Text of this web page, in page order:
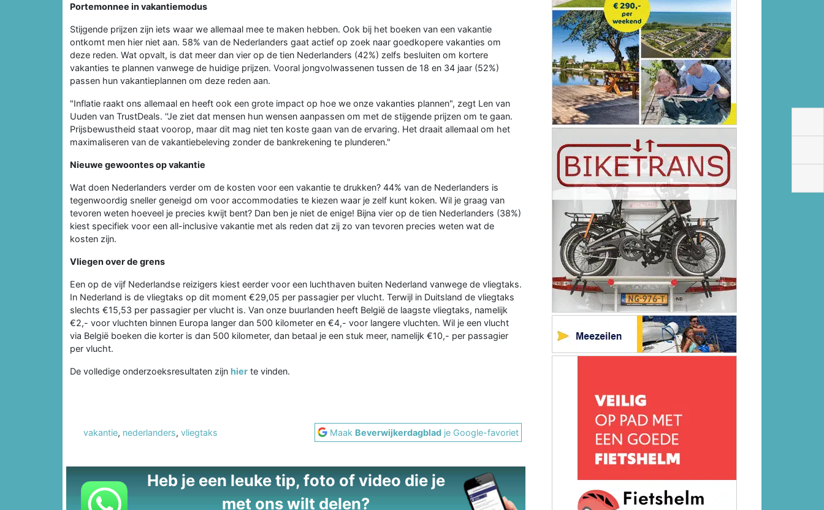
Portemonnee in vakantiemodus
Stijgende prijzen zijn iets waar we allemaal mee te maken hebben. Ook bij het boeken van een vakantie
ontkomt men hier niet aan. 58% van de Nederlanders gaat actief op zoek naar goedkopere vakanties om
deze reden. Wat opvalt, is dat meer dan vier op de tien Nederlanders (42%) zelfs besluiten om kortere
vakanties te plannen vanwege de huidige prijzen. Vooral jongvolwassenen tussen de 18 en 34 jaar (52%)
passen hun vakantieplannen om deze reden aan.
"Inflatie raakt ons allemaal en heeft ook een grote impact op hoe we onze vakanties plannen", zegt Len van
Uuden van TrustDeals. ''Je ziet dat mensen hun wensen aanpassen om met de stijgende prijzen om te gaan.
Prijsbewustheid staat voorop, maar dit mag niet ten koste gaan van de ervaring. Het draait allemaal om het
maximaliseren van de vakantiebeleving zonder de bankrekening te plunderen."
Nieuwe gewoontes op vakantie
Wat doen Nederlanders verder om de kosten voor een vakantie te drukken? 44% van de Nederlanders is
tegenwoordig sneller geneigd om voor accommodaties te kiezen waar je zelf kunt koken. Wil je graag van
tevoren weten hoeveel je precies kwijt bent? Dan ben je niet de enige! Bijna vier op de tien Nederlanders (38%)
kiest specifiek voor een all-inclusive vakantie met als reden dat zij zo van tevoren precies weten wat de
kosten zijn.
Vliegen over de grens
Een op de vijf Nederlandse reizigers kiest eerder voor een luchthaven buiten Nederland vanwege de vliegtaks.
In Nederland is de vliegtaks op dit moment €29,05 per passagier per vlucht. Terwijl in Duitsland de vliegtaks
slechts €15,53 per passagier per vlucht is. Van onze buurlanden heeft België de laagste vliegtaks, namelijk
€2,- voor vluchten binnen Europa langer dan 500 kilometer en €4,- voor langere vluchten. Wil je een vlucht
via België boeken die korter is dan 500 kilometer, dan betaal je een stuk meer, namelijk €10,- per passagier
per vlucht.
De volledige onderzoeksresultaten zijn hier te vinden.
vakantie, nederlanders, vliegtaks Maak Beverwijkerdagblad je Google-favoriet
Heb je een leuke tip, foto of video die je
met ons wilt delen?